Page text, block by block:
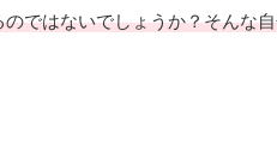
ではないでしょうか？そんな